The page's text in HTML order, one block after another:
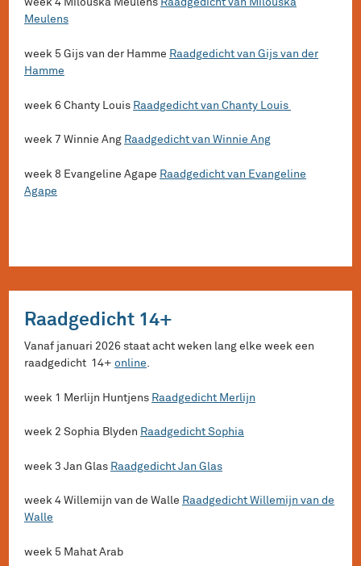
Meulens
week 5 Gijs van der Hamme Raadgedicht van Gijs van der
Hamme
week 6 Chanty Louis Raadgedicht van Chanty Louis
week 7 Winnie Ang Raadgedicht van Winnie Ang
week 8 Evangeline Agape Raadgedicht van Evangeline
Agape
Raadgedicht 14+
Vanaf januari 2026 staat acht weken lang elke week een
raadgedicht 14+ online
week 1 Merlijn Huntjens Raadgedicht Merlijn
week 2 Sophia Blyden Raadgedicht Sophia
week 3 Jan Glas Raadgedicht Jan Glas
week 4 Willemijn van de Walle Raadgedicht Willemijn van de
Walle
week 5 Mahat Arab